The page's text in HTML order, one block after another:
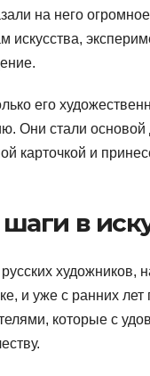
на него
его
Они стали основой
карточкой и
в
художников,
и уже с ранних
которые с